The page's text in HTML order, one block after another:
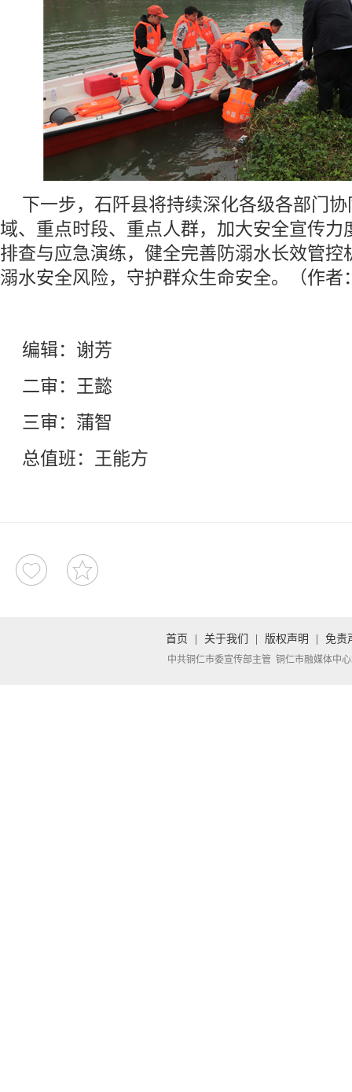
下一步，石阡县将持续深化各级各部门
域、重点时段、重点人群，加大安全宣传力
排查与应急演练，健全完善防溺水长效管控
溺水安全风险，守护群众生命安全。（作者
编辑：谢芳
二审：王懿
三审：蒲智
总值班：王能方
首页 关于我们 版权声明 免责
中共铜仁市委宣传部主管 铜仁市融媒体中心